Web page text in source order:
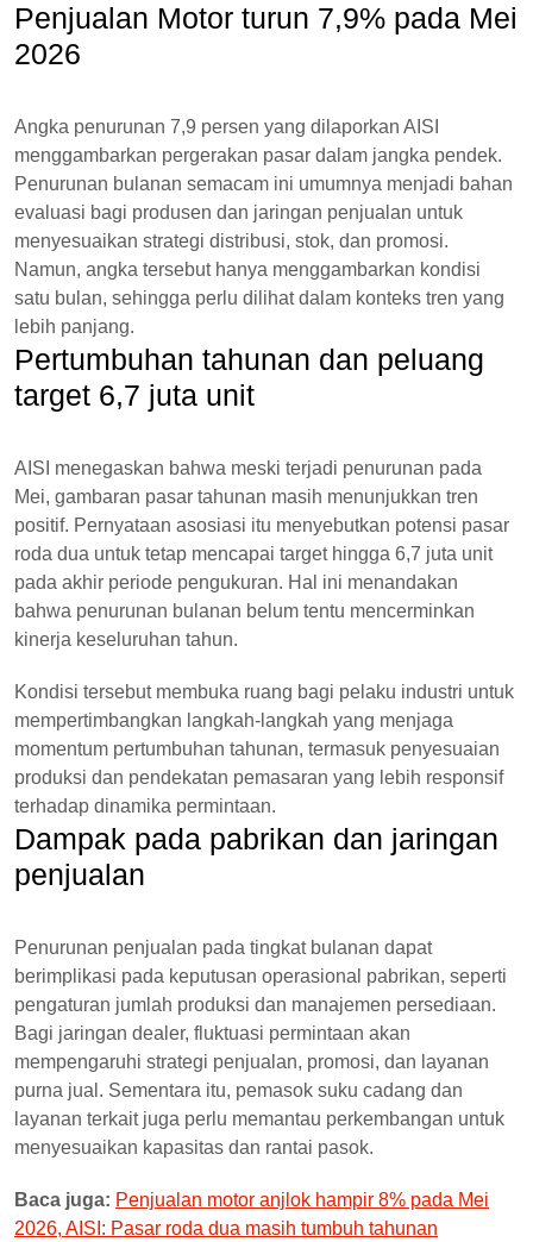
Penjualan Motor turun 7,9% pada Mei
2026
Angka penurunan 7,9 persen yang dilaporkan AISI
menggambarkan pergerakan pasar dalam jangka pendek.
Penurunan bulanan semacam ini umumnya menjadi bahan
evaluasi bagi produsen dan jaringan penjualan untuk
menyesuaikan strategi distribusi, stok, dan promosi.
Namun, angka tersebut hanya menggambarkan kondisi
satu bulan, sehingga perlu dilihat dalam konteks tren yang
lebih panjang.
Pertumbuhan tahunan dan peluang
target 6,7 juta unit
AISI menegaskan bahwa meski terjadi penurunan pada
Mei, gambaran pasar tahunan masih menunjukkan tren
positif. Pernyataan asosiasi itu menyebutkan potensi pasar
roda dua untuk tetap mencapai target hingga 6,7 juta unit
pada akhir periode pengukuran. Hal ini menandakan
bahwa penurunan bulanan belum tentu mencerminkan
kinerja keseluruhan tahun.
Kondisi tersebut membuka ruang bagi pelaku industri untuk
mempertimbangkan langkah-langkah yang menjaga
momentum pertumbuhan tahunan, termasuk penyesuaian
produksi dan pendekatan pemasaran yang lebih responsif
terhadap dinamika permintaan.
Dampak pada pabrikan dan jaringan
penjualan
Penurunan penjualan pada tingkat bulanan dapat
berimplikasi pada keputusan operasional pabrikan, seperti
pengaturan jumlah produksi dan manajemen persediaan.
Bagi jaringan dealer, fluktuasi permintaan akan
mempengaruhi strategi penjualan, promosi, dan layanan
purna jual. Sementara itu, pemasok suku cadang dan
layanan terkait juga perlu memantau perkembangan untuk
menyesuaikan kapasitas dan rantai pasok.
Baca juga: Penjualan motor anjlok hampir 8% pada Mei
2026, AISI: Pasar roda dua masih tumbuh tahunan